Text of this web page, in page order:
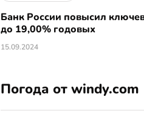
Банк России повысил
до 19,00% годовых
15.09.2024
Погода от windy.com